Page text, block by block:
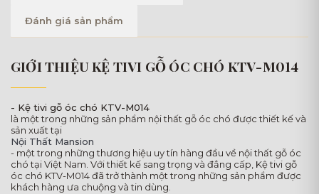
Đánh giá sản phẩm
GIỚI THIỆU KỆ TIVI GỖ ÓC CHÓ KTV-M014
- Kệ tivi gỗ óc chó KTV-M014
là một trong những sản phẩm nội thất gỗ óc chó được thiết kế và
sản xuất tại
Nội Thất Mansion
- một trong những thương hiệu uy tín hàng đầu về nội thất gỗ óc
chó tại Việt Nam. Với thiết kế sang trọng và đẳng cấp, Kệ tivi gỗ
óc chó KTV-M014 đã trở thành một trong những sản phẩm được
khách hàng ưa chuộng và tin dùng.